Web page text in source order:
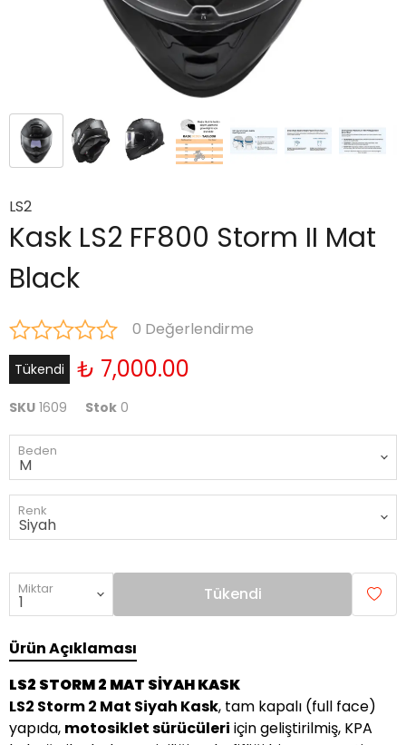
LS2
Kask LS2 FF800 Storm II Mat
Black
0 Değerlendirme
Tükendi ₺ 7,000.00
SKU 1609 Stok 0
Beden
Renk
Miktar Tükendi
Ürün Açıklaması
LS2 STORM 2 MAT SİYAH KASK
LS2 Storm 2 Mat Siyah Kask, tam kapalı (full face)
yapıda, motosiklet sürücüleri için geliştirilmiş, KPA